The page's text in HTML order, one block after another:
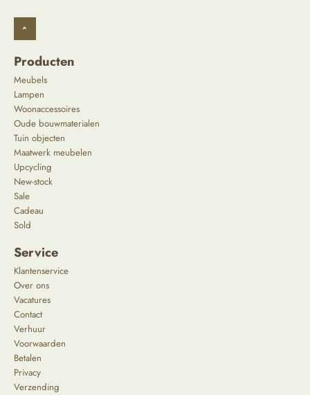
^
Producten
Meubels
Lampen
Woonaccessoires
Oude bouwmaterialen
Tuin objecten
Maatwerk meubelen
Upcycling
New-stock
Sale
Cadeau
Sold
Service
Klantenservice
Over ons
Vacatures
Contact
Verhuur
Voorwaarden
Betalen
Privacy
Verzending